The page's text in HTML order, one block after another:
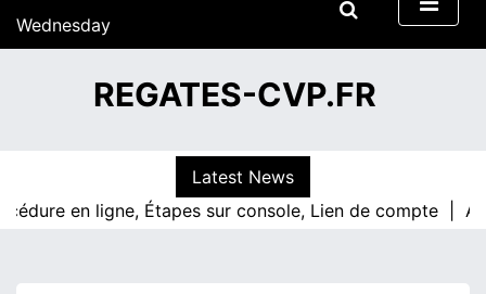
Wednesday
15/07/2026
REGATES-CVP.FR
Latest News
en ligne, Étapes sur console, Lien de compte |